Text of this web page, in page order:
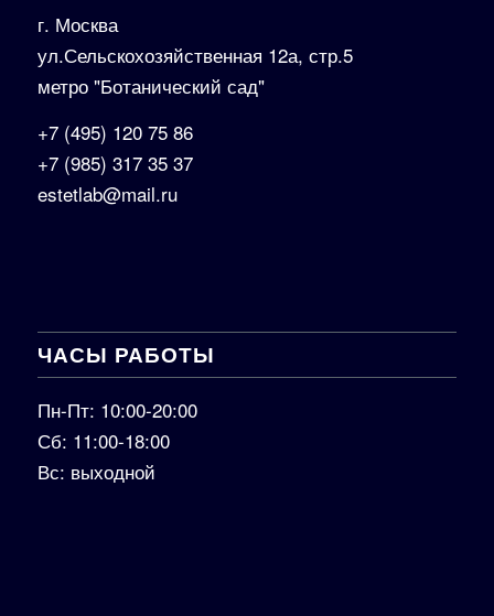
г. Москва
ул.Сельскохозяйственная 12а, стр.5
метро "Ботанический сад"
+7 (495) 120 75 86
+7 (985) 317 35 37
estetlab@mail.ru
ЧАСЫ РАБОТЫ
Пн-Пт: 10:00-20:00
Сб: 11:00-18:00
Вс: выходной